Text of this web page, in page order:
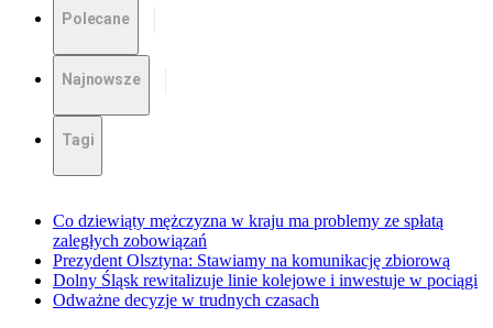
Polecane
Najnowsze
Tagi
Co dziewiąty mężczyzna w kraju ma problemy ze spłatą
zaległych zobowiązań
Prezydent Olsztyna: Stawiamy na komunikację zbiorową
Dolny Śląsk rewitalizuje linie kolejowe i inwestuje w pociągi
Odważne decyzje w trudnych czasach